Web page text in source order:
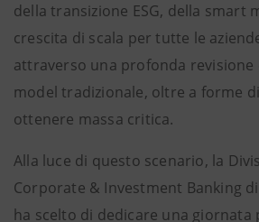
della transizione ESG, della smart
crescita di scala per tutte le
attraverso una profonda revisione
model tradizionale, oltre a forme
ottenere massa critica.
Alla luce di questo scenario, la
Corporate & Investment Banking
ha scelto di dedicare una giornata